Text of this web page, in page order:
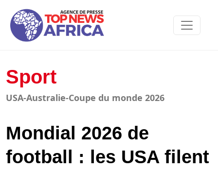
Sport
USA-Australie-Coupe du monde 2026
Mondial 2026 de
football : les USA filent